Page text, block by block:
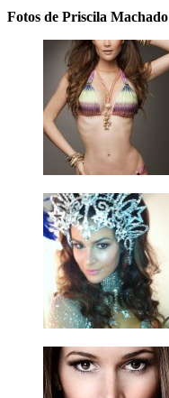
Fotos de Priscila Machado